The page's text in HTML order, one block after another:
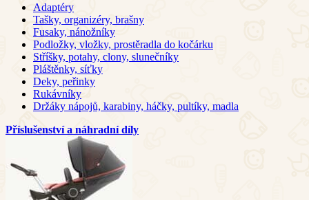
Adaptéry
Tašky, organizéry, brašny
Fusaky, nánožníky
Podložky, vložky, prostěradla do kočárku
Stříšky, potahy, clony, slunečníky
Pláštěnky, síťky
Deky, peřinky
Rukávníky
Držáky nápojů, karabiny, háčky, pultíky, madla
Příslušenství a náhradní díly